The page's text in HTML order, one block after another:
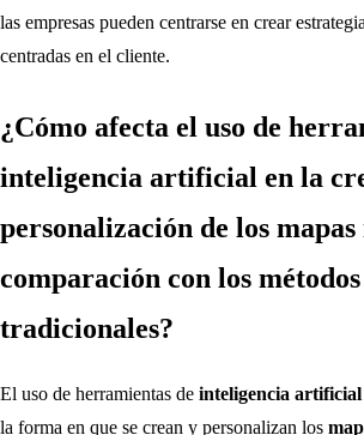
las empresas pueden centrarse en crear
centradas en el cliente.
¿Cómo afecta el uso de
inteligencia artificial en la
personalización de los mapas
comparación con los métodos
tradicionales?
El uso de herramientas de inteligencia artificial
la forma en que se crean y personalizan los